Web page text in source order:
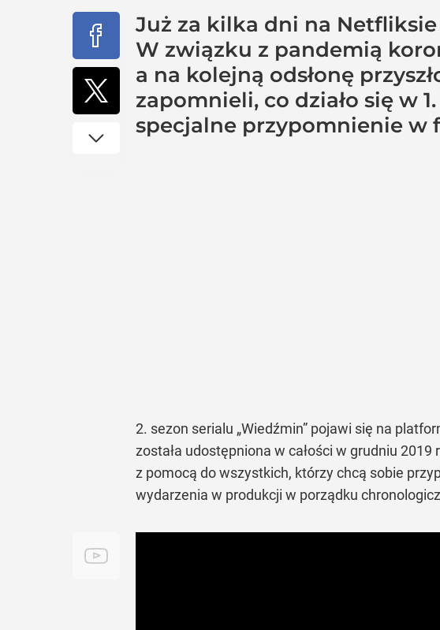
Już za kilka dni na
W związku z pandemią
a na kolejną odsłonę
zapomnieli, co działo się w
specjalne przypomnienie w
2. sezon serialu „Wiedźmin” pojawi się na
została udostępniona w całości w grudniu
z pomocą do wszystkich, którzy chcą sobie
wydarzenia w produkcji w porządku